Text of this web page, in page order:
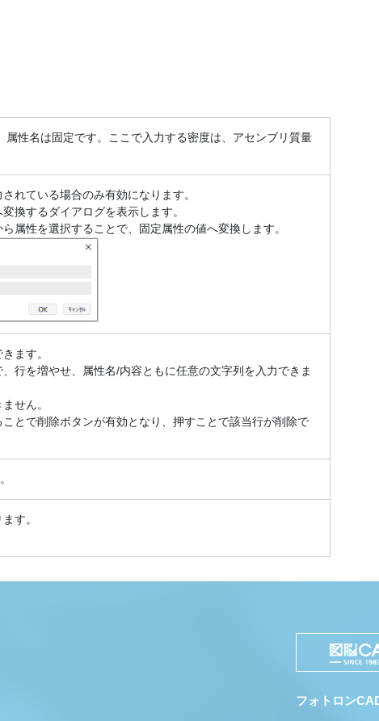
属性名は固定です。ここで入力する密度は、アセンブリ質量
れている場合のみ有効になります。
換するダイアログを表示します。
属性を選択することで、固定属性の値へ変換します。
ます。
、行を増やせ、属性名/内容ともに任意の文字列を入力できま
せん。
ことで削除ボタンが有効となり、押すことで該当行が削除で
す。
フォトロン